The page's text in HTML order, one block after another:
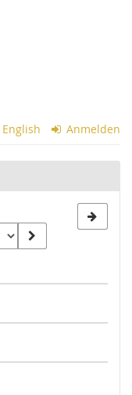
English Anmelden